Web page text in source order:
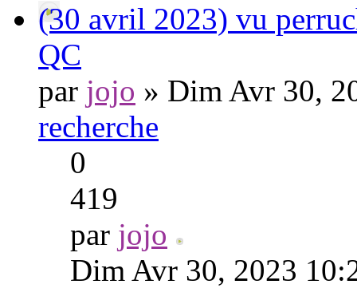
(30 avril 2023) vu
QC
par jojo » Dim Avr 30,
recherche
0
419
par jojo
Dim Avr 30, 2023